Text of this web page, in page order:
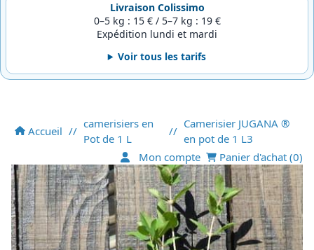
Livraison Colissimo
0–5 kg : 15 € / 5–7 kg : 19 €
Expédition lundi et mardi
Voir tous les tarifs
Accueil //
camerisiers en
Pot de 1 L
//
Camerisier JUGANA ®
en pot de 1 L3
Mon compte
Panier d'achat (0)